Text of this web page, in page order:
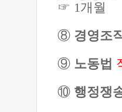
☞ 1개월
⑧ 경영조
⑨ 노동법
⑩ 행정쟁